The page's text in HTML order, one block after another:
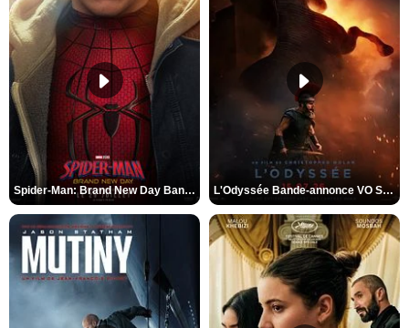
Spider-Man: Brand New Day Bande-annonce VO STFR L'Odyssée Bande-annonce VO STFR